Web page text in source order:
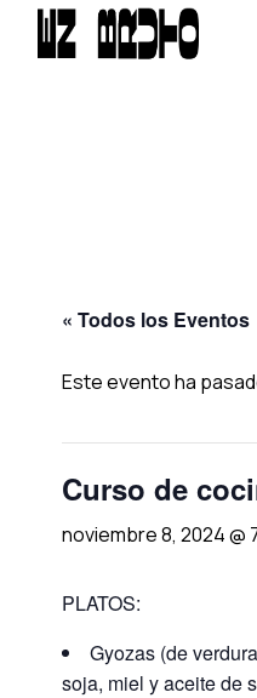
content
« Todos los Eventos
Este evento ha
Curso de
noviembre 8, 2024 @
PLATOS:
Gyozas (de
soja, miel y aceite de